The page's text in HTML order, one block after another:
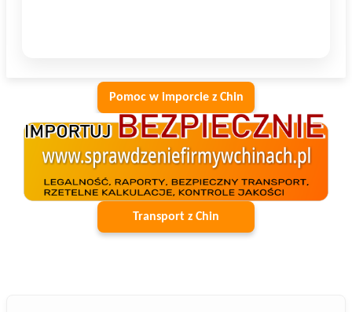
Pomoc w imporcie z Chin
Transport z Chin